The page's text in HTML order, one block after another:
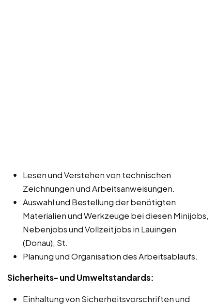
Lesen und Verstehen von technischen
Zeichnungen und Arbeitsanweisungen.
Auswahl und Bestellung der benötigten
Materialien und Werkzeuge bei diesen Minijobs,
Nebenjobs und Vollzeitjobs in Lauingen
(Donau), St.
Planung und Organisation des Arbeitsablaufs.
Sicherheits- und Umweltstandards:
Einhaltung von Sicherheitsvorschriften und